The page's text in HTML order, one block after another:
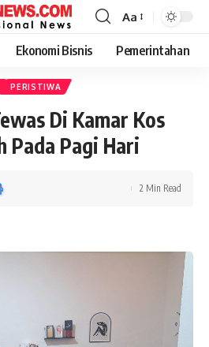
Aa
Ekonomi Bisnis Pemerintahan
PERISTIWA
Di Kamar Kos
Pada Pagi Hari
2 Min Read